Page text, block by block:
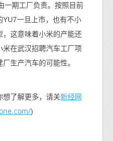
一期工厂负责。按照目前
一旦上市，也有不小
这意味着小米的产能还
在武汉招聘汽车工厂项
生产汽车的可能性。
想了解更多，请关新经网
)